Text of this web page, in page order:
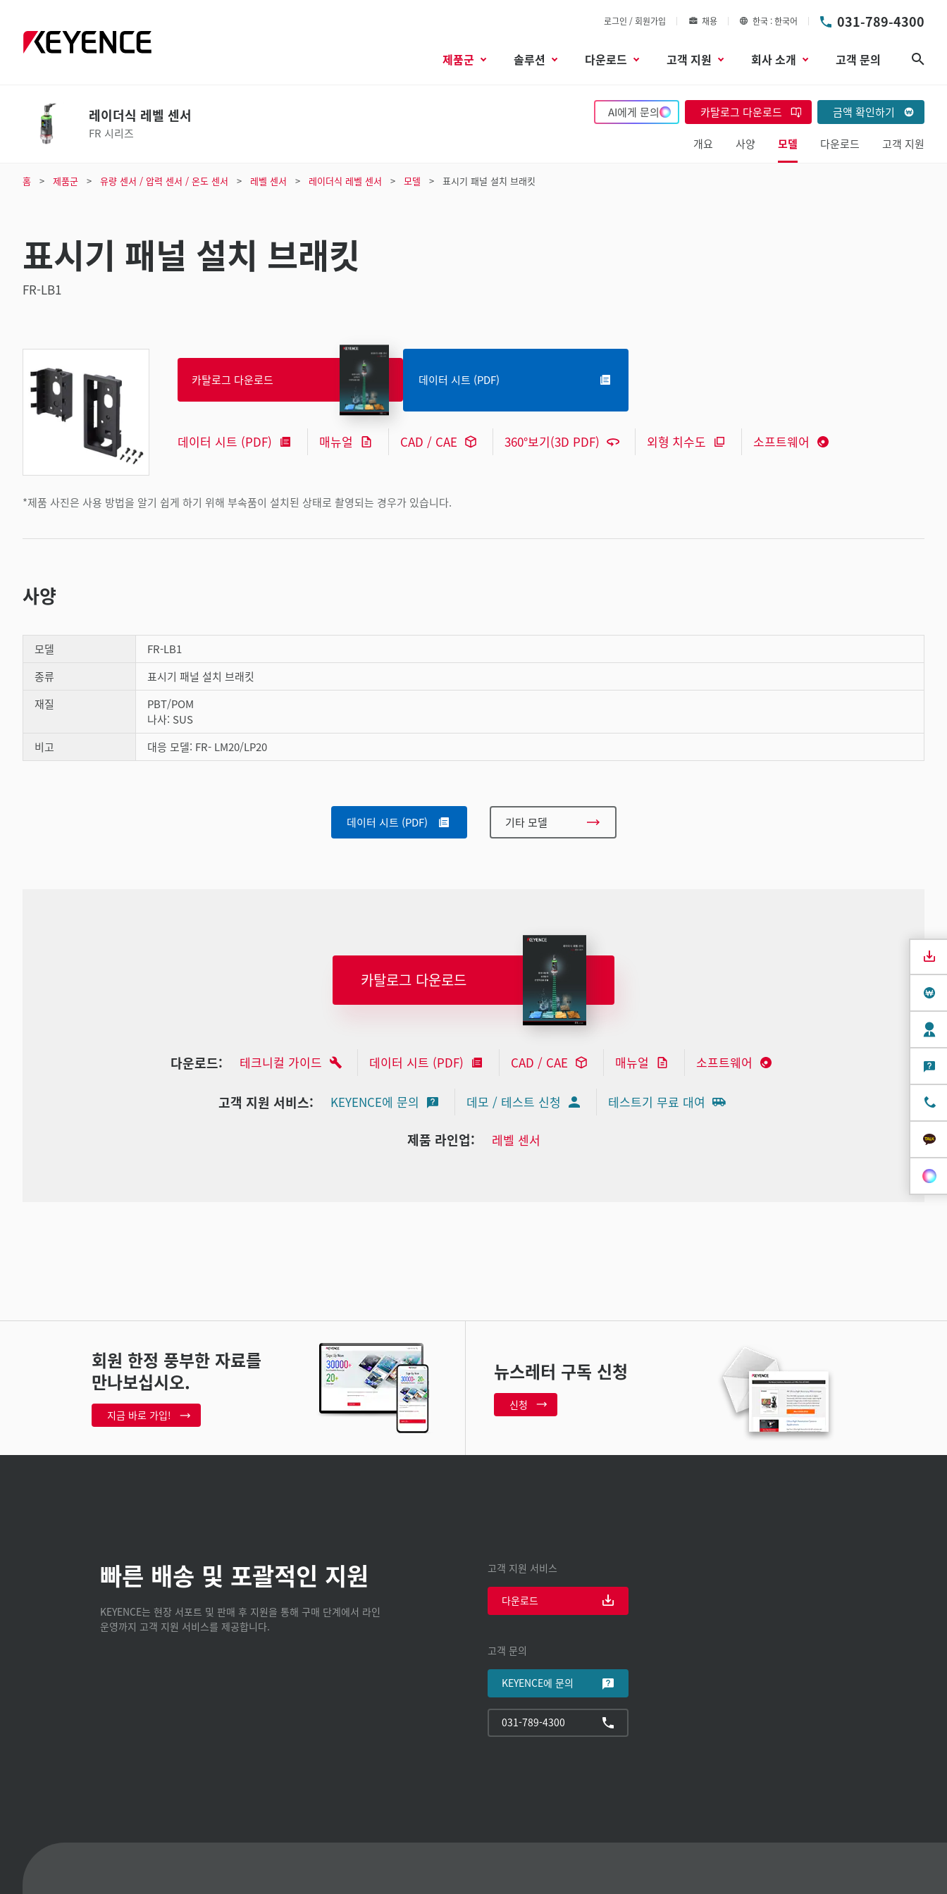
로그인 / 회원가입 채용 한국 한국어 031-789-4300
제품군 솔루션 다운로드 고객 지원 회사 소개 고객 문의
레이더식 레벨 센서
FR 시리즈
AI에게 문의 카탈로그 다운로드 금액 확인하기
개요 사양 모델 다운로드 고객 지원
홈 제품군 유량 센서 / 압력 센서 / 온도 센서 레벨 센서 레이더식 레벨 센서 모델 표시기 패널 설치 브래킷
표시기 패널 설치 브래킷
FR-LB1
*제품 사진은 사용 방법을 알기 쉽게 하기 위해 부속품이 설치된 상태로 촬영되는 경우가 있습니다.
카탈로그 다운로드 데이터 시트 (PDF)
데이터 시트 (PDF) 매뉴얼 CAD / CAE 360°보기(3D PDF) 외형 치수도 소프트웨어
사양
모델
FR-LB1
종류
표시기 패널 설치 브래킷
재질
PBT/POM
나사: SUS
비고
대응 모델: FR- LM20/LP20
데이터 시트 (PDF) 기타 모델
카탈로그 다운로드
다운로드: 테크니컬 가이드 데이터 시트 (PDF) CAD / CAE 매뉴얼 소프트웨어
고객 지원 서비스: KEYENCE에 문의 데모 / 테스트 신청 테스트기 무료 대여
제품 라인업: 레벨 센서
회원 한정 풍부한 자료를
만나보십시오.
지금 바로 가입!
뉴스레터 구독 신청
신청
빠른 배송 및 포괄적인 지원
KEYENCE는 현장 서포트 및 판매 후 지원을 통해 구매 단계에서 라인
운영까지 고객 지원 서비스를 제공합니다.
고객 지원 서비스
다운로드
고객 문의
KEYENCE에 문의
031-789-4300